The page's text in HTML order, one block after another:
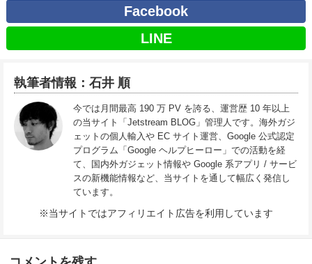
Facebook
LINE
執筆者情報：石井 順
今では月間最高 190 万 PV を誇る、運営歴 10 年以上
の当サイト「Jetstream BLOG」管理人です。海外ガジ
ェットの個人輸入や EC サイト運営、Google 公式認定
プログラム「Google ヘルプヒーロー」での活動を経
て、国内外ガジェット情報や Google 系アプリ / サービ
スの新機能情報など、当サイトを通して幅広く発信し
ています。
※当サイトではアフィリエイト広告を利用しています